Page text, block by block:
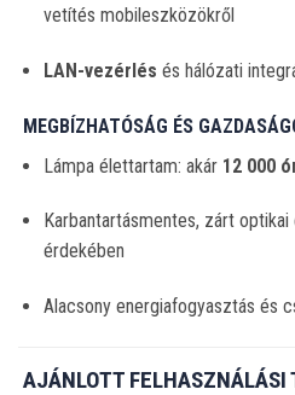
vetítés mobileszközökről
LAN-vezérlés és hálózati
MEGBÍZHATÓSÁG ÉS
Lámpa élettartam: akár 12 000
Karbantartásmentes, zárt
érdekében
Alacsony energiafogyasztás és
AJÁNLOTT FELHASZNÁLÁSI